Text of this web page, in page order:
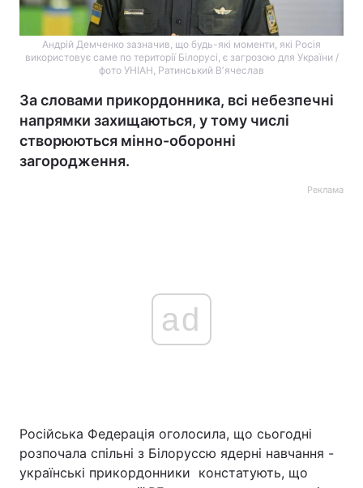
Економіка Світ
Спорт Наука
Андрій Демченко зазначив, що будь-які моменти, які Росія
використовує саме по території Білорусі, є загрозою для України /
фото УНІАН, Ратинський Вʼячеслав
За словами прикордонника, всі небезпечні
напрямки захищаються, у тому числі
створюються мінно-оборонні
загородження.
Реклама
ad
Російська Федерація оголосила, що сьогодні
розпочала спільні з Білоруссю ядерні навчання -
українські прикордонники констатують, що